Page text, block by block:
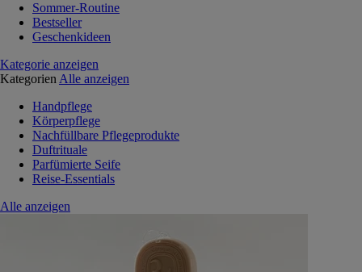
Sommer-Routine
Bestseller
Geschenkideen
Kategorie anzeigen
Kategorien Alle anzeigen
Handpflege
Körperpflege
Nachfüllbare Pflegeprodukte
Duftrituale
Parfümierte Seife
Reise-Essentials
Alle anzeigen